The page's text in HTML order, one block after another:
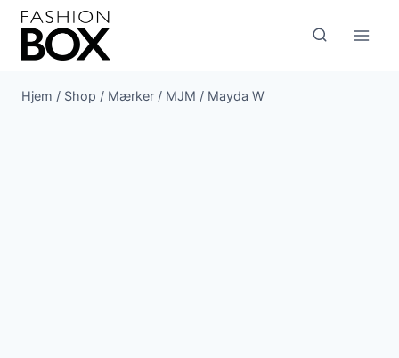
Fortsæt
indhold
Hjem / Shop / Mærker / MJM / Mayda W